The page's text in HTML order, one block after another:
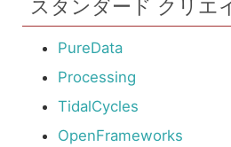
スタンダード クリエ
PureData
Processing
TidalCycles
OpenFrameworks